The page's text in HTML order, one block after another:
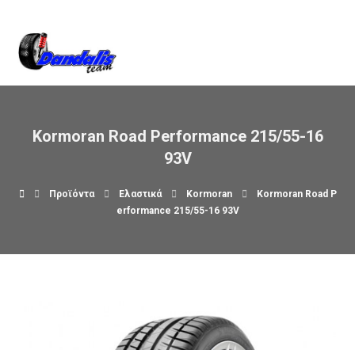
Kormoran Road Performance 215/55-16
93V
Προϊόντα Ελαστικά Kormoran
Kormoran Road P
erformance 215/55-16 93V